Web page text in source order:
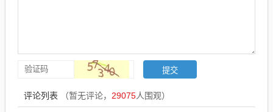
评论列表 （暂无评论， 29075人围观）